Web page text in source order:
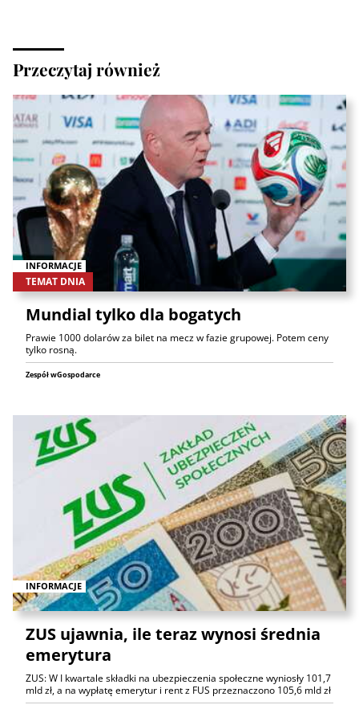
Przeczytaj również
INFORMACJE
TEMAT DNIA
Mundial tylko dla bogatych
Prawie 1000 dolarów za bilet na mecz w fazie grupowej. Potem ceny
tylko rosną.
Zespół wGospodarce
INFORMACJE
ZUS ujawnia, ile teraz wynosi średnia
emerytura
ZUS: W I kwartale składki na ubezpieczenia społeczne wyniosły 101,7
mld zł, a na wypłatę emerytur i rent z FUS przeznaczono 105,6 mld zł